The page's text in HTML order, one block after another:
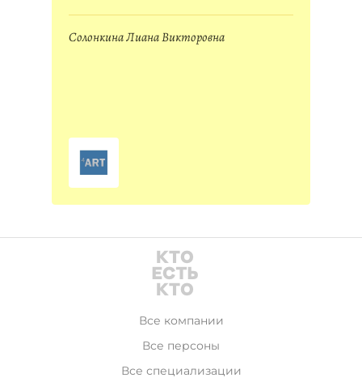
Солонкина Лиана Викторовна
Все компании
Все персоны
Все специализации